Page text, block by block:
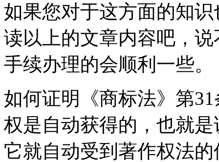
如果您对于这方面的知
读以上的文章内容吧，
手续办理的会顺利一些。
如何证明《商标法》第
权是自动获得的，也就
它就自动受到著作权法